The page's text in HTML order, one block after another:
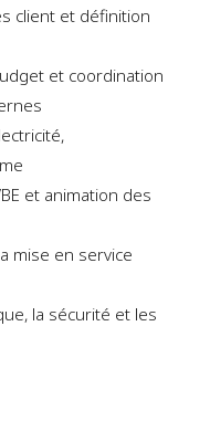
client et définition
et coordination
et animation des
mise en service
la sécurité et les